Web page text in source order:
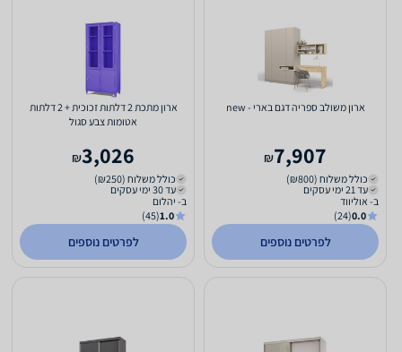
ארון משולב ספריה דגם בארי - new
7,907
₪
כולל משלוח (₪800)
עד 21 ימי עסקים
ב- אוליווד
0.0
(24)
לפרטים נוספים
ארון מתכת 2 דלתות זכוכית + 2 דלתות
אטומות צבע סגול
3,026
₪
כולל משלוח (₪250)
עד 30 ימי עסקים
ב- יהלום
1.0
(45)
לפרטים נוספים